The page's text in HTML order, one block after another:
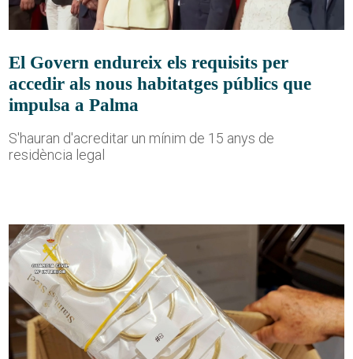
El Govern endureix els requisits per
accedir als nous habitatges públics que
impulsa a Palma
S'hauran d'acreditar un mínim de 15 anys de
residència legal